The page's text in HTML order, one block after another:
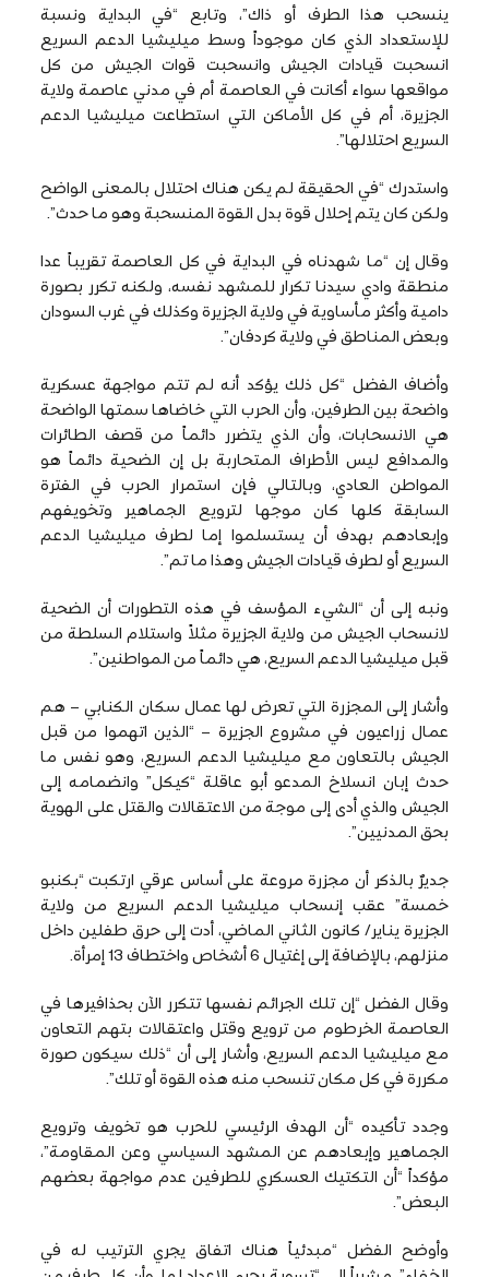
ينسحب هذا الطرف أو ذاك”، وتابع “في البداية ونسبة
للإستعداد الذي كان موجوداً وسط ميليشيا الدعم السريع
انسحبت قيادات الجيش وانسحبت قوات الجيش من كل
مواقعها سواء أكانت في العاصمة أم في مدني عاصمة ولاية
الجزيرة، أم في كل الأماكن التي استطاعت ميليشيا الدعم
السريع احتلالها”.
واستدرك “في الحقيقة لم يكن هناك احتلال بالمعنى الواضح
ولكن كان يتم إحلال قوة بدل القوة المنسحبة وهو ما حدث”.
وقال إن “ما شهدناه في البداية في كل العاصمة تقريباً عدا
منطقة وادي سيدنا تكرار للمشهد نفسه، ولكنه تكرر بصورة
دامية وأكثر مأساوية في ولاية الجزيرة وكذلك في غرب السودان
وبعض المناطق في ولاية كردفان”.
وأضاف الفضل “كل ذلك يؤكد أنه لم تتم مواجهة عسكرية
واضحة بين الطرفين، وأن الحرب التي خاضاها سمتها الواضحة
هي الانسحابات، وأن الذي يتضرر دائماً من قصف الطائرات
والمدافع ليس الأطراف المتحاربة بل إن الضحية دائماً هو
المواطن العادي، وبالتالي فإن استمرار الحرب في الفترة
السابقة كلها كان موجها لترويع الجماهير وتخويفهم
وإبعادهم بهدف أن يستسلموا إما لطرف ميليشيا الدعم
السريع أو لطرف قيادات الجيش وهذا ما تم”.
ونبه إلى أن “الشيء المؤسف في هذه التطورات أن الضحية
لانسحاب الجيش من ولاية الجزيرة مثلاً واستلام السلطة من
قبل ميليشيا الدعم السريع، هي دائماً من المواطنين”.
وأشار إلى المجزرة التي تعرض لها عمال سكان الكنابي – هم
عمال زراعيون في مشروع الجزيرة – “الذين اتهموا من قبل
الجيش بالتعاون مع ميليشيا الدعم السريع، وهو نفس ما
حدث إبان انسلاخ المدعو أبو عاقلة “كيكل” وانضمامه إلى
الجيش والذي أدى إلى موجة من الاعتقالات والقتل على الهوية
بحق المدنيين”.
جديرٌ بالذكر أن مجزرة مروعة على أساس عرقي ارتكبت “بكنبو
خمسة” عقب إنسحاب ميليشيا الدعم السريع من ولاية
الجزيرة يناير/ كانون الثاني الماضي، أدت إلى حرق طفلين داخل
منزلهم، بالإضافة إلى إغتيال 6 أشخاص واختطاف 13 إمرأة.
وقال الفضل “إن تلك الجرائم نفسها تتكرر الآن بحذافيرها في
العاصمة الخرطوم من ترويع وقتل واعتقالات بتهم التعاون
مع ميليشيا الدعم السريع، وأشار إلى أن “ذلك سيكون صورة
مكررة في كل مكان تنسحب منه هذه القوة أو تلك”.
وجدد تأكيده “أن الهدف الرئيسي للحرب هو تخويف وترويع
الجماهير وإبعادهم عن المشهد السياسي وعن المقاومة”،
مؤكداً “أن التكتيك العسكري للطرفين عدم مواجهة بعضهم
البعض”.
وأوضح الفضل “مبدئياً هناك اتفاق يجري الترتيب له في